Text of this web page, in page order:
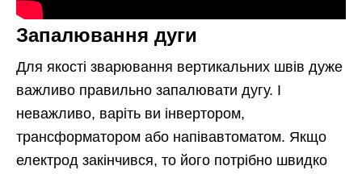
Запалювання дуги
Для якості зварювання вертикальних швів дуже
важливо правильно запалювати дугу. І
неважливо, варіть ви інвертором,
трансформатором або напівавтоматом. Якщо
електрод закінчився, то його потрібно швидко